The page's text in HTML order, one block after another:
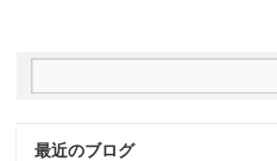
最近のブログ